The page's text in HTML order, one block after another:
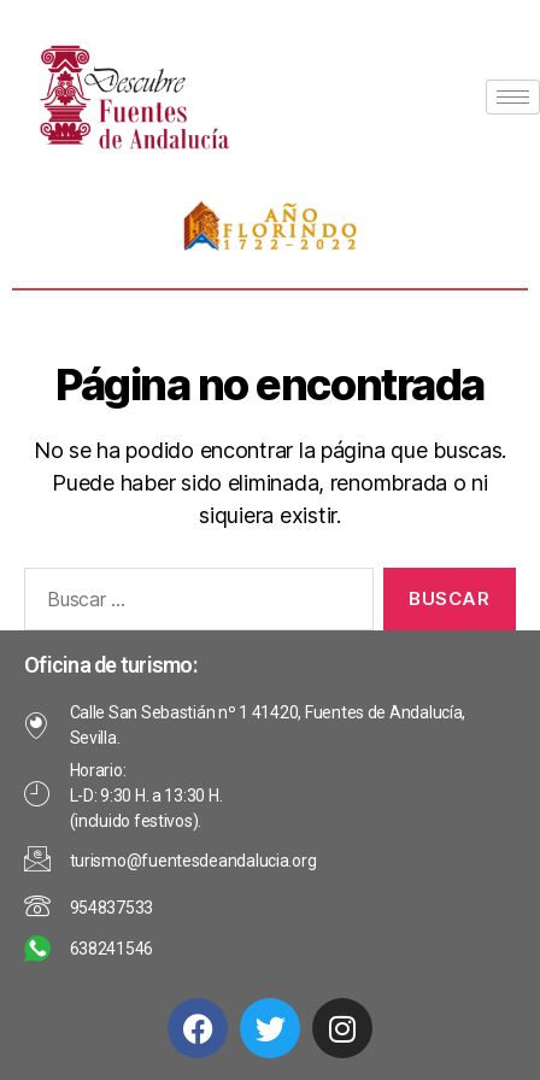
Página no encontrada
No se ha podido encontrar la página que buscas.
Puede haber sido eliminada, renombrada o ni
siquiera existir.
Oficina de turismo:
Calle San Sebastián nº 1 41420, Fuentes de Andalucía,
Sevilla.
Horario:
L-D: 9:30 H. a 13:30 H.
(incluido festivos).
turismo@fuentesdeandalucia.org
954837533
638241546